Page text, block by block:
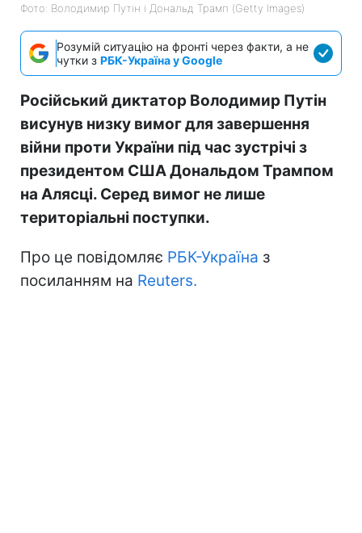
Фото: Володимир Путін і Дональд Трамп (Getty Images)
Розумій ситуацію на фронті через факти, а не
чутки з РБК-Україна у Google
Російський диктатор Володимир Путін
висунув низку вимог для завершення
війни проти України під час зустрічі з
президентом США Дональдом Трампом
на Алясці. Серед вимог не лише
територіальні поступки.
Про це повідомляє РБК-Україна з
посиланням на Reuters.